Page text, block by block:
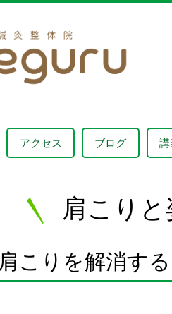
アクセス ブログ 講
肩こり
肩こりを解消す